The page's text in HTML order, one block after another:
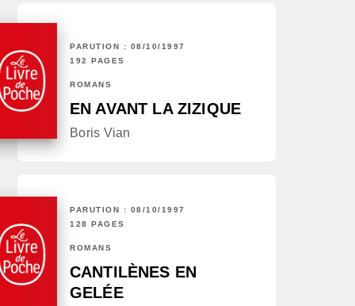
PARUTION : 08/10/1997
192 PAGES
ROMANS
EN AVANT LA ZIZIQUE
Boris Vian
PARUTION : 08/10/1997
128 PAGES
ROMANS
CANTILÈNES EN
GELÉE